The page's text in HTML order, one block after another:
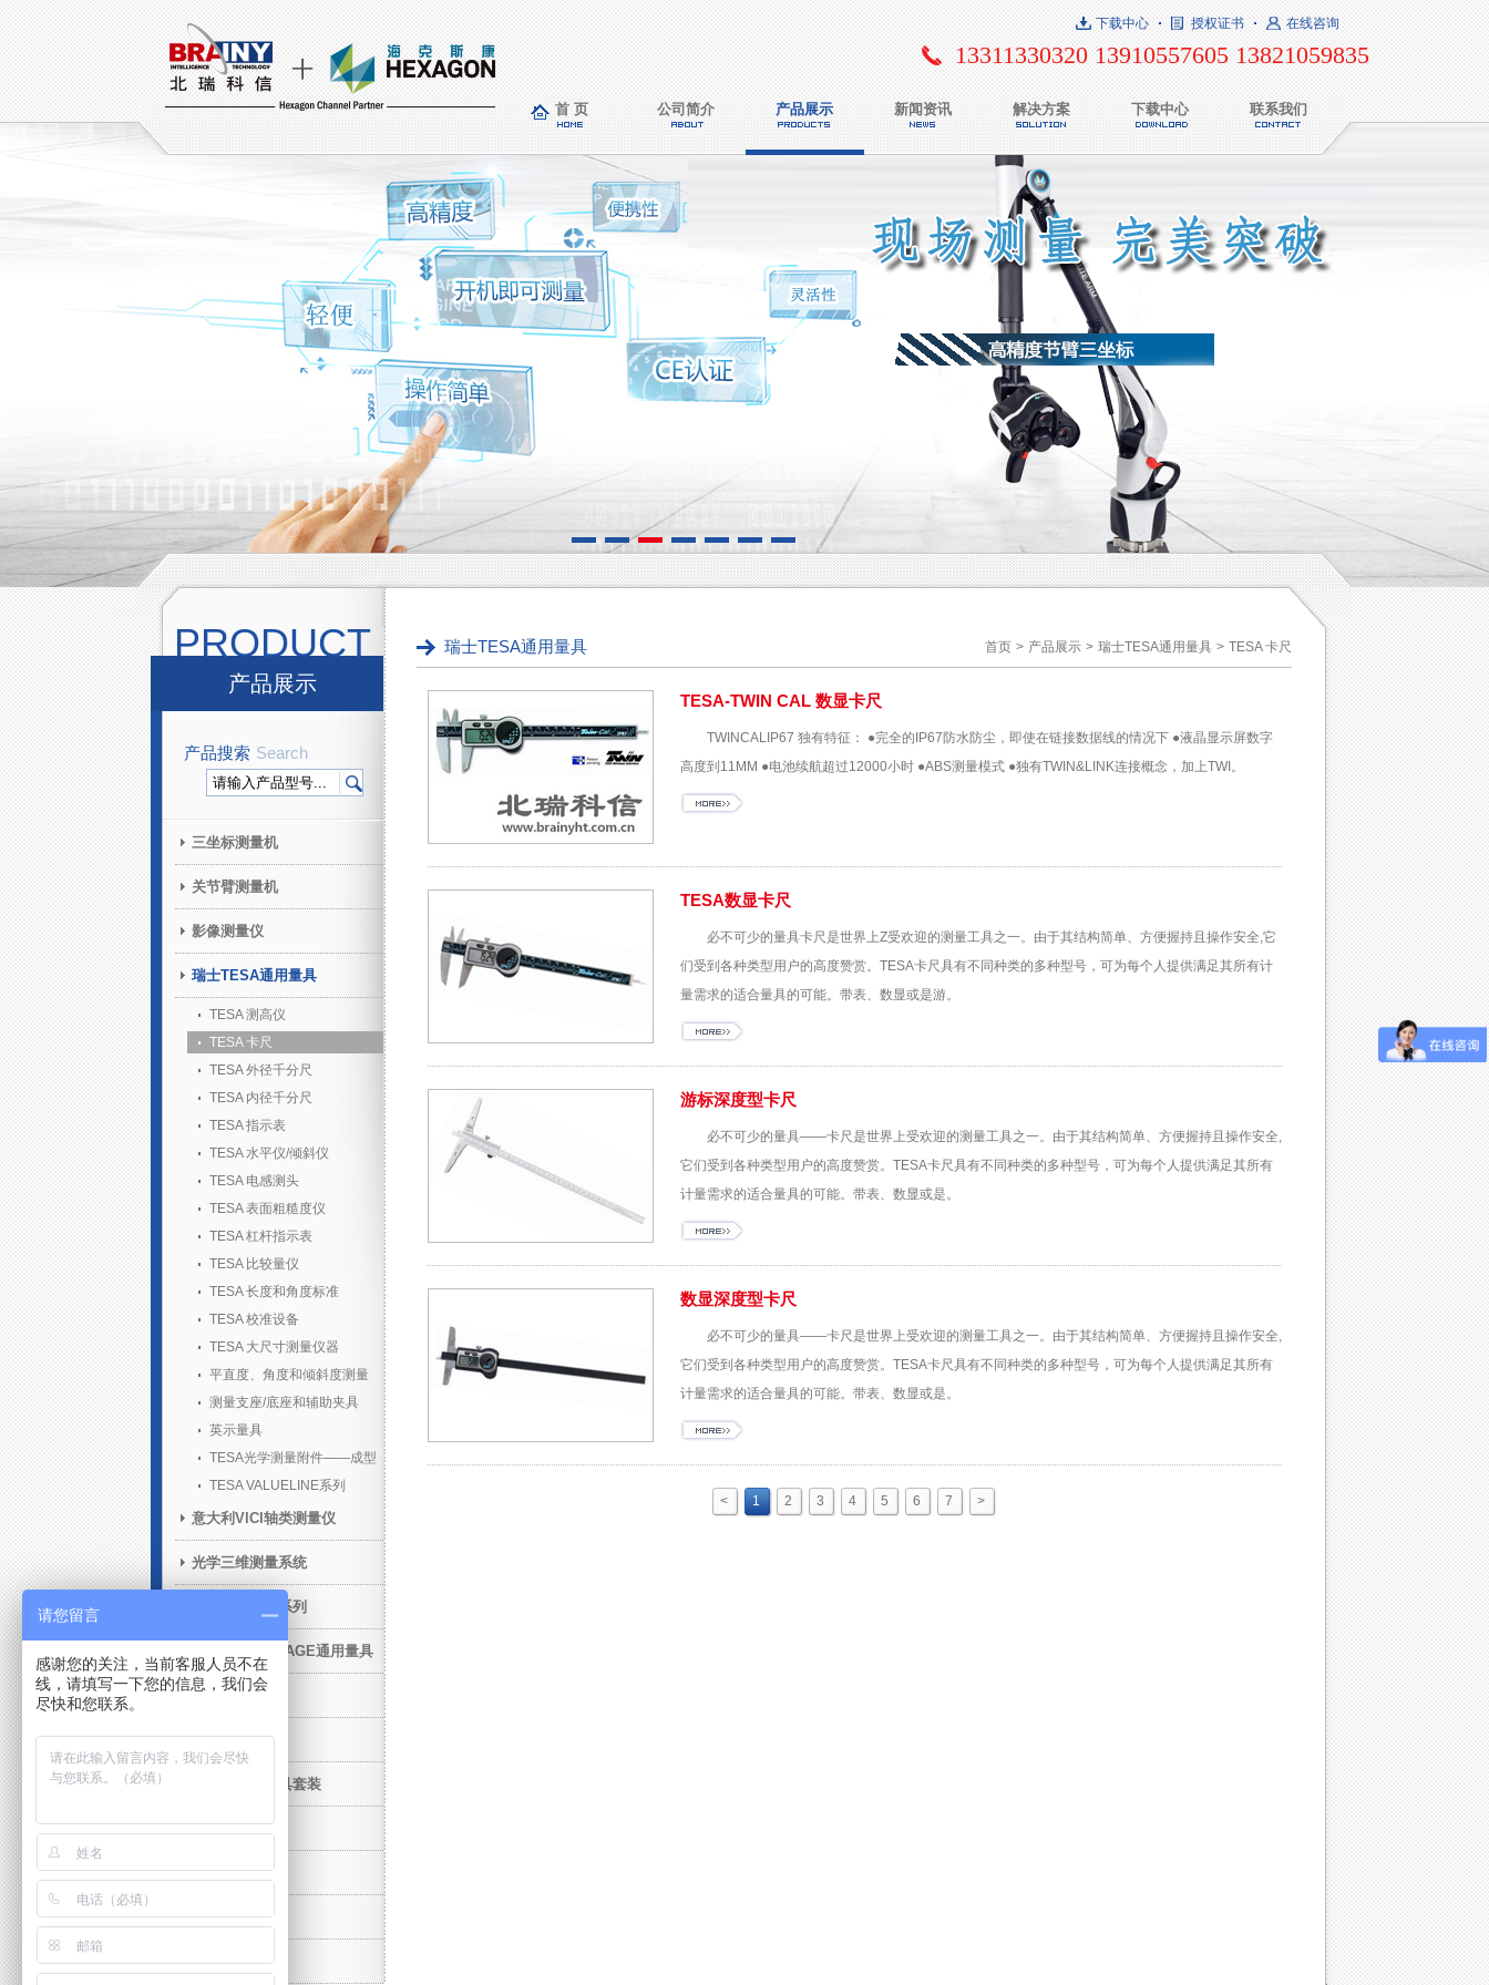
在线咨询
授权证书
下载中心
13311330320 13910557605 13821059835
首 页 公司简介 产品展示 新闻资讯 解决方案 下载中心 联系我们
PRODUCT
产品展示
产品搜索 Search
三坐标测量机
关节臂测量机
影像测量仪
瑞士TESA通用量具
TESA 测高仪
TESA 卡尺
TESA 外径千分尺
TESA 内径千分尺
TESA 指示表
TESA 水平仪/倾斜仪
TESA 电感测头
TESA 表面粗糙度仪
TESA 杠杆指示表
TESA 比较量仪
TESA 长度和角度标准
TESA 校准设备
TESA 大尺寸测量仪器
平直度、角度和倾斜度测量
测量支座/底座和辅助夹具
英示量具
TESA光学测量附件——成型
胶套装TESA VALUELINE系列
意大利VICI轴类测量仪
光学三维测量系统
青岛前哨产品系列
STANDARD GAGE通用量具
在机测量
售后增值服务
三坐标柔性夹具套装
工业CT
威尔量具量仪
扫描仪
产品维修服务
首页 > 产品展示 > 瑞士TESA通用量具 > TESA 卡尺
瑞士TESA通用量具
TESA-TWIN CAL 数显卡尺
TWINCALIP67 独有特征： ●完全的IP67防水防尘，即使在链接数据线的情况下 ●液晶显示屏数字
高度到11MM ●电池续航超过12000小时 ●ABS测量模式 ●独有TWIN&LINK连接概念，加上TWI。
TESA数显卡尺
必不可少的量具卡尺是世界上Z受欢迎的测量工具之一。由于其结构简单、方便握持且操作安全,它
们受到各种类型用户的高度赞赏。TESA卡尺具有不同种类的多种型号，可为每个人提供满足其所有计
量需求的适合量具的可能。带表、数显或是游。
游标深度型卡尺
必不可少的量具——卡尺是世界上受欢迎的测量工具之一。由于其结构简单、方便握持且操作安全,
它们受到各种类型用户的高度赞赏。TESA卡尺具有不同种类的多种型号，可为每个人提供满足其所有
计量需求的适合量具的可能。带表、数显或是。
数显深度型卡尺
必不可少的量具——卡尺是世界上受欢迎的测量工具之一。由于其结构简单、方便握持且操作安全,
它们受到各种类型用户的高度赞赏。TESA卡尺具有不同种类的多种型号，可为每个人提供满足其所有
计量需求的适合量具的可能。带表、数显或是。
< 1 2 3 4 5 6 7 >
请您留言
感谢您的关注，当前客服人员不在
线，请填写一下您的信息，我们会
尽快和您联系。